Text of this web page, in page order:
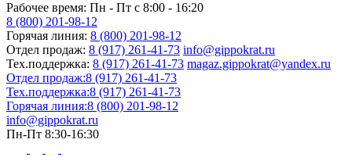
Рабочее время: Пн - Пт с 8:00 - 16:20
8 (800) 201-98-12
Горячая линия: 8 (800) 201-98-12
Отдел продаж: 8 (917) 261-41-73 info@gippokrat.ru
Тех.поддержка: 8 (917) 261-41-73 magaz.gippokrat@yandex.ru
Отдел продаж:8 (917) 261-41-73
Тех.поддержка:8 (917) 261-41-73
Горячая линия:8 (800) 201-98-12
info@gippokrat.ru
Пн-Пт 8:30-16:30